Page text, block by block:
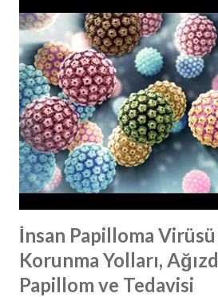
İnsan Papilloma
Korunma Yolları,
Papillom ve Tedavisi